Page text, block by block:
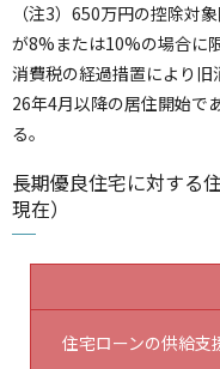
（注3）650万円の控除対
が8%または10%の場合に
消費税の経過措置により
26年4月以降の居住開始で
る。
長期優良住宅に対する
現在）
住宅ローンの供給支